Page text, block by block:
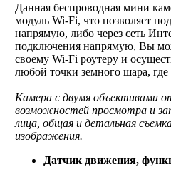
Данная беспроводная мини
модуль Wi-Fi, что позволяет
напрямую, либо через сеть
подключения напрямую, Вы
своему Wi-Fi роутеру и
любой точки земного шара, где
Камера с двумя объективами
возможностей просмотра и
лица, общая и детальная
изображения.
Датчик движения,